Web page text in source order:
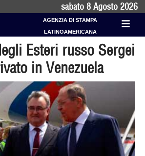
sabato 8 Agosto 2026
AGENZIA DI STAMPA
LATINOAMERICANA
Esteri russo Sergei
in Venezuela